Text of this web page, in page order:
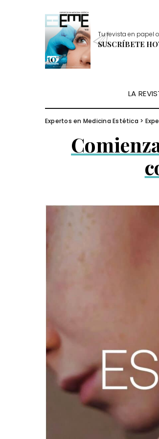
Tu revista en papel
SUSCRÍBETE
LA
Expertos en Medicina Estética >